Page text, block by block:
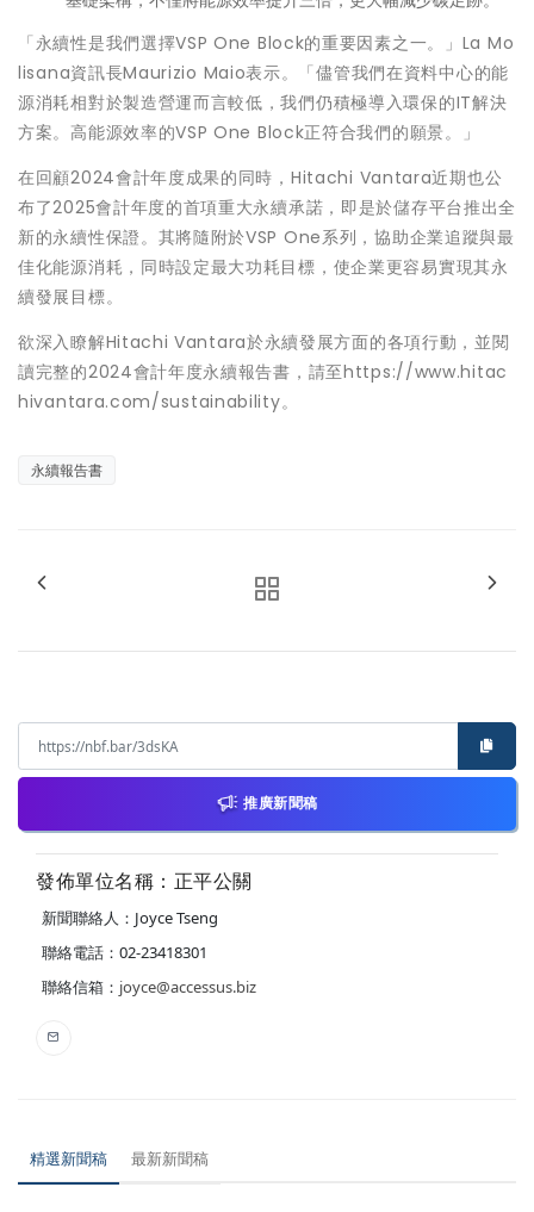
「永續性是我們選擇VSP One Block的重要因素之一。」La Mo
lisana資訊長Maurizio Maio表示。「儘管我們在資料中心的能
源消耗相對於製造營運而言較低，我們仍積極導入環保的IT解決
方案。高能源效率的VSP One Block正符合我們的願景。」
在回顧2024會計年度成果的同時，Hitachi Vantara近期也公
布了2025會計年度的首項重大永續承諾，即是於儲存平台推出全
新的永續性保證。其將隨附於VSP One系列，協助企業追蹤與最
佳化能源消耗，同時設定最大功耗目標，使企業更容易實現其永
續發展目標。
欲深入瞭解Hitachi Vantara於永續發展方面的各項行動，並閱
讀完整的2024會計年度永續報告書，請至https://www.hitac
hivantara.com/sustainability。
永續報告書
推廣新聞稿
發佈單位名稱：正平公關
新聞聯絡人：Joyce Tseng
聯絡電話：02-23418301
聯絡信箱： joyce@accessus.biz
精選新聞稿 最新新聞稿